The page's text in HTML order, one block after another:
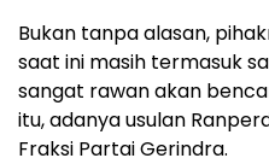
Bukan tanpa alasan,
saat ini masih termasuk
sangat rawan akan
itu, adanya usulan
Fraksi Partai Gerindra.